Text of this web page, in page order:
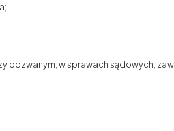
pozwanym, w sprawach sądowych,